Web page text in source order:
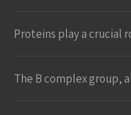
Proteins play a crucial
The B complex group,